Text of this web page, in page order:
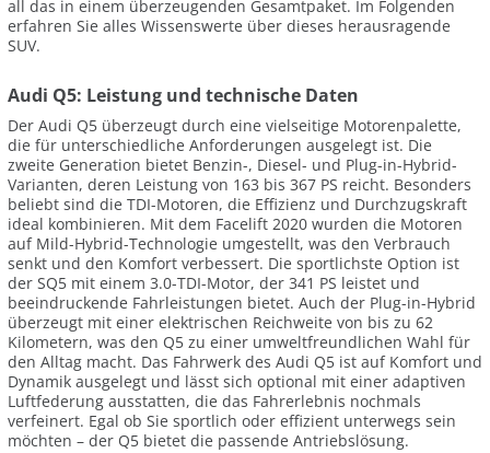
all das in einem überzeugenden Gesamtpaket. Im Folgenden
erfahren Sie alles Wissenswerte über dieses herausragende
SUV.
Audi Q5: Leistung und technische Daten
Der Audi Q5 überzeugt durch eine vielseitige Motorenpalette,
die für unterschiedliche Anforderungen ausgelegt ist. Die
zweite Generation bietet Benzin-, Diesel- und Plug-in-Hybrid-
Varianten, deren Leistung von 163 bis 367 PS reicht. Besonders
beliebt sind die TDI-Motoren, die Effizienz und Durchzugskraft
ideal kombinieren. Mit dem Facelift 2020 wurden die Motoren
auf Mild-Hybrid-Technologie umgestellt, was den Verbrauch
senkt und den Komfort verbessert. Die sportlichste Option ist
der SQ5 mit einem 3.0-TDI-Motor, der 341 PS leistet und
beeindruckende Fahrleistungen bietet. Auch der Plug-in-Hybrid
überzeugt mit einer elektrischen Reichweite von bis zu 62
Kilometern, was den Q5 zu einer umweltfreundlichen Wahl für
den Alltag macht. Das Fahrwerk des Audi Q5 ist auf Komfort und
Dynamik ausgelegt und lässt sich optional mit einer adaptiven
Luftfederung ausstatten, die das Fahrerlebnis nochmals
verfeinert. Egal ob Sie sportlich oder effizient unterwegs sein
möchten – der Q5 bietet die passende Antriebslösung.